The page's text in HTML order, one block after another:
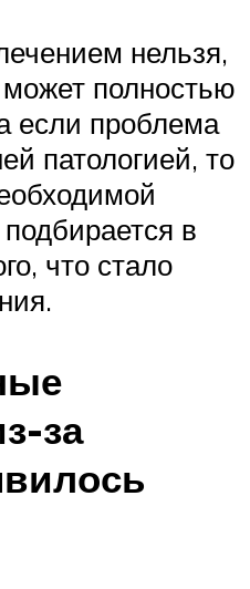
нельзя,
может полностью
если проблема
патологией, то
в
что стало
за